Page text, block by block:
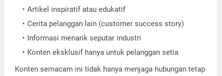
Artikel inspiratif atau edukatif
Cerita pelanggan lain (customer success story)
Informasi menarik seputar industri
Konten eksklusif hanya untuk pelanggan setia
Konten semacam ini tidak hanya menjaga hubungan tetap